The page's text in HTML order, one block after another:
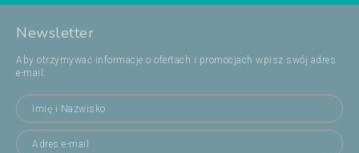
Newsletter
Aby otrzymywać informacje o ofertach i promocjach wpisz swój adres
e-mail: